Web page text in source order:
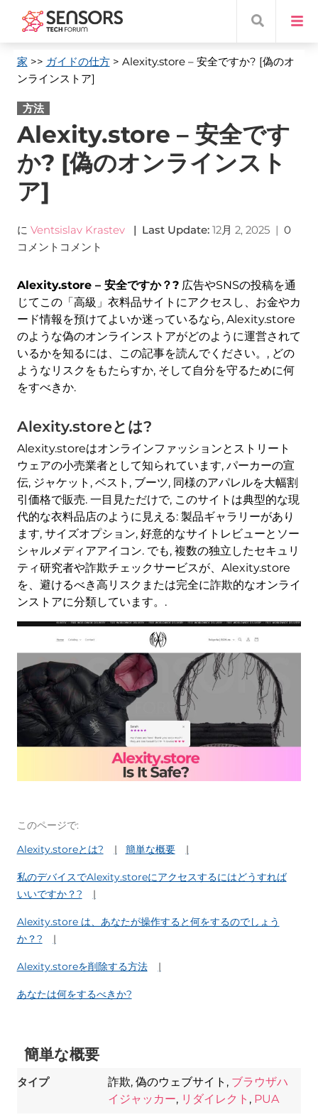
家 >> ガイドの仕方 > Alexity.store– 安全ですか? [偽のオ
ンラインストア]
方法
Alexity.store – 安全です
か? [偽のオンラインスト
ア]
に Ventsislav Krastev | Last Update: 12月 2, 2025| 0
コメントコメント
Alexity.store – 安全ですか？?広告やSNSの投稿を通
じてこの「高級」衣料品サイトにアクセスし、お金やカ
ード情報を預けてよいか迷っているなら, Alexity.store
のような偽のオンラインストアがどのように運営されて
いるかを知るには、この記事を読んでください。, どの
ようなリスクをもたらすか, そして自分を守るために何
をすべきか.
Alexity.storeとは?
Alexity.storeはオンラインファッションとストリート
ウェアの小売業者として知られています, パーカーの宣
伝, ジャケット, ベスト, ブーツ, 同様のアパレルを大幅割
引価格で販売. 一目見ただけで, このサイトは典型的な現
代的な衣料品店のように見える: 製品ギャラリーがあり
ます, サイズオプション, 好意的なサイトレビューとソー
シャルメディアアイコン. でも, 複数の独立したセキュリ
ティ研究者や詐欺チェックサービスが、Alexity.store
を、避けるべき高リスクまたは完全に詐欺的なオンライ
ンストアに分類しています。.
このページで:
Alexity.storeとは?
簡単な概要
私のデバイスでAlexity.storeにアクセスするにはどうすれば
いいですか？?
Alexity.store は、あなたが操作すると何をするのでしょう
か？?
Alexity.storeを削除する方法
あなたは何をするべきか?
簡単な概要
タイプ 詐欺, 偽のウェブサイト, ブラウザハ
イジャッカー, リダイレクト , PUA